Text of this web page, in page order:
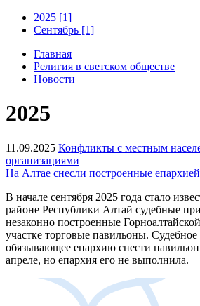
2025 [1]
Сентябрь [1]
Главная
Религия в светском обществе
Новости
2025
11.09.2025 Конфликты с местным
организациями
На Алтае снесли построенные
В начале сентября 2025 года стало
районе Республики Алтай судебные
незаконно построенные
участке торговые павильоны.
обязывающее епархию снести
апреле, но епархия его не выполнила.